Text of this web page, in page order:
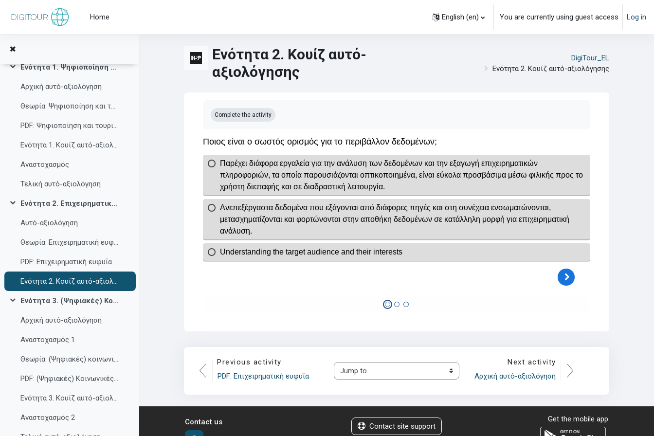
Home
English ‎(en)‎ You are currently using guest access Log in
Collapse
Collapse
Ενότητα 1. Ψηφιοποίηση και τουρισμός
Αρχική αυτό-αξιολόγηση
Θεωρία: Ψηφιοποίηση και τουρισμός
PDF: Ψηφιοποίηση και τουρισμός
Ενότητα 1. Κουίζ αυτό-αξιολόγησης
Αναστοχασμός
Τελική αυτό-αξιολόγηση
Collapse
Ενότητα 2. Επιχειρηματική ευφυΐα
Αυτό-αξιολόγηση
Θεωρία: Επιχειρηματική ευφυΐα
PDF: Επιχειρηματική ευφυΐα
Ενότητα 2. Κουίζ αυτό-αξιολόγησης
Collapse
Ενότητα 3. (Ψηφιακές) Κοινωνικές δεξιότητες
Αρχική αυτό-αξιολόγηση
Αναστοχασμός 1
Θεωρία: (Ψηφιακές) κοινωνικές δεξιότητες
PDF: (Ψηφιακές) Κοινωνικές δεξιότητες
Ενότητα 3. Κουίζ αυτό-αξιολόγησης
Αναστοχασμός 2
Ενότητα 2. Κουίζ αυτό-
αξιολόγησης
DigiTour_EL
Ενότητα 2. Κουίζ αυτό-αξιολόγησης
Complete the activity
Previous activity
PDF: Επιχειρηματική ευφυΐα
Jump to...
Next activity
Αρχική αυτό-αξιολόγηση
Contact us Contact site support
Get the mobile app